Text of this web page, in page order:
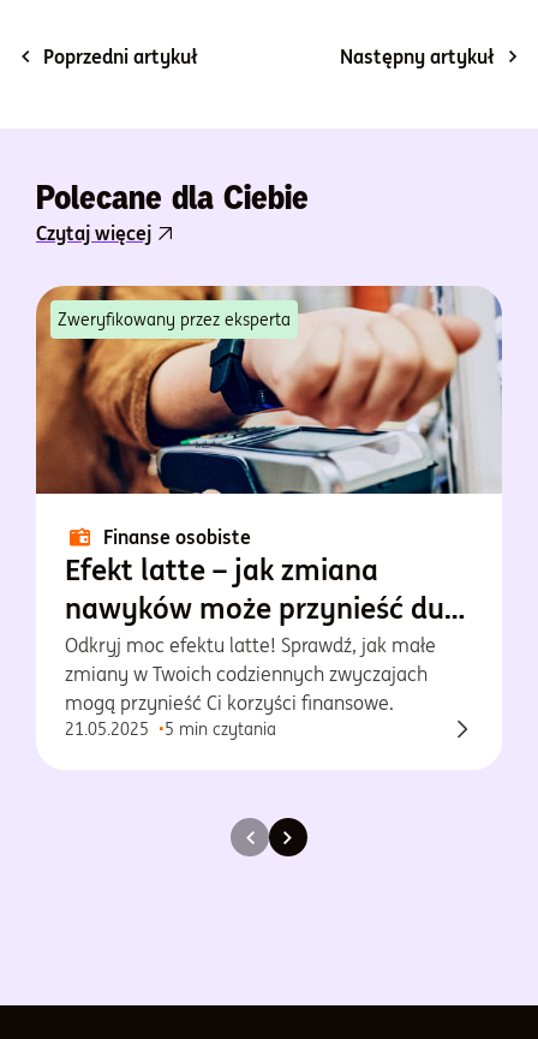
Poprzedni artykuł Następny artykuł
Polecane dla Ciebie
Czytaj więcej
Zweryfikowany przez eksperta
Finanse osobiste
Efekt latte – jak zmiana
nawyków może przynieść duże
oszczędności?
Odkryj moc efektu latte! Sprawdź, jak małe
zmiany w Twoich codziennych zwyczajach
mogą przynieść Ci korzyści finansowe.
21.05.2025 5 min czytania